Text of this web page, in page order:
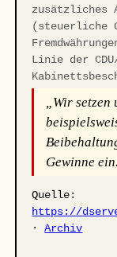
zusätzliches
(steuerliche
Linie der
„Wir setzen
Gewinne
Quelle:
https://
·Archiv